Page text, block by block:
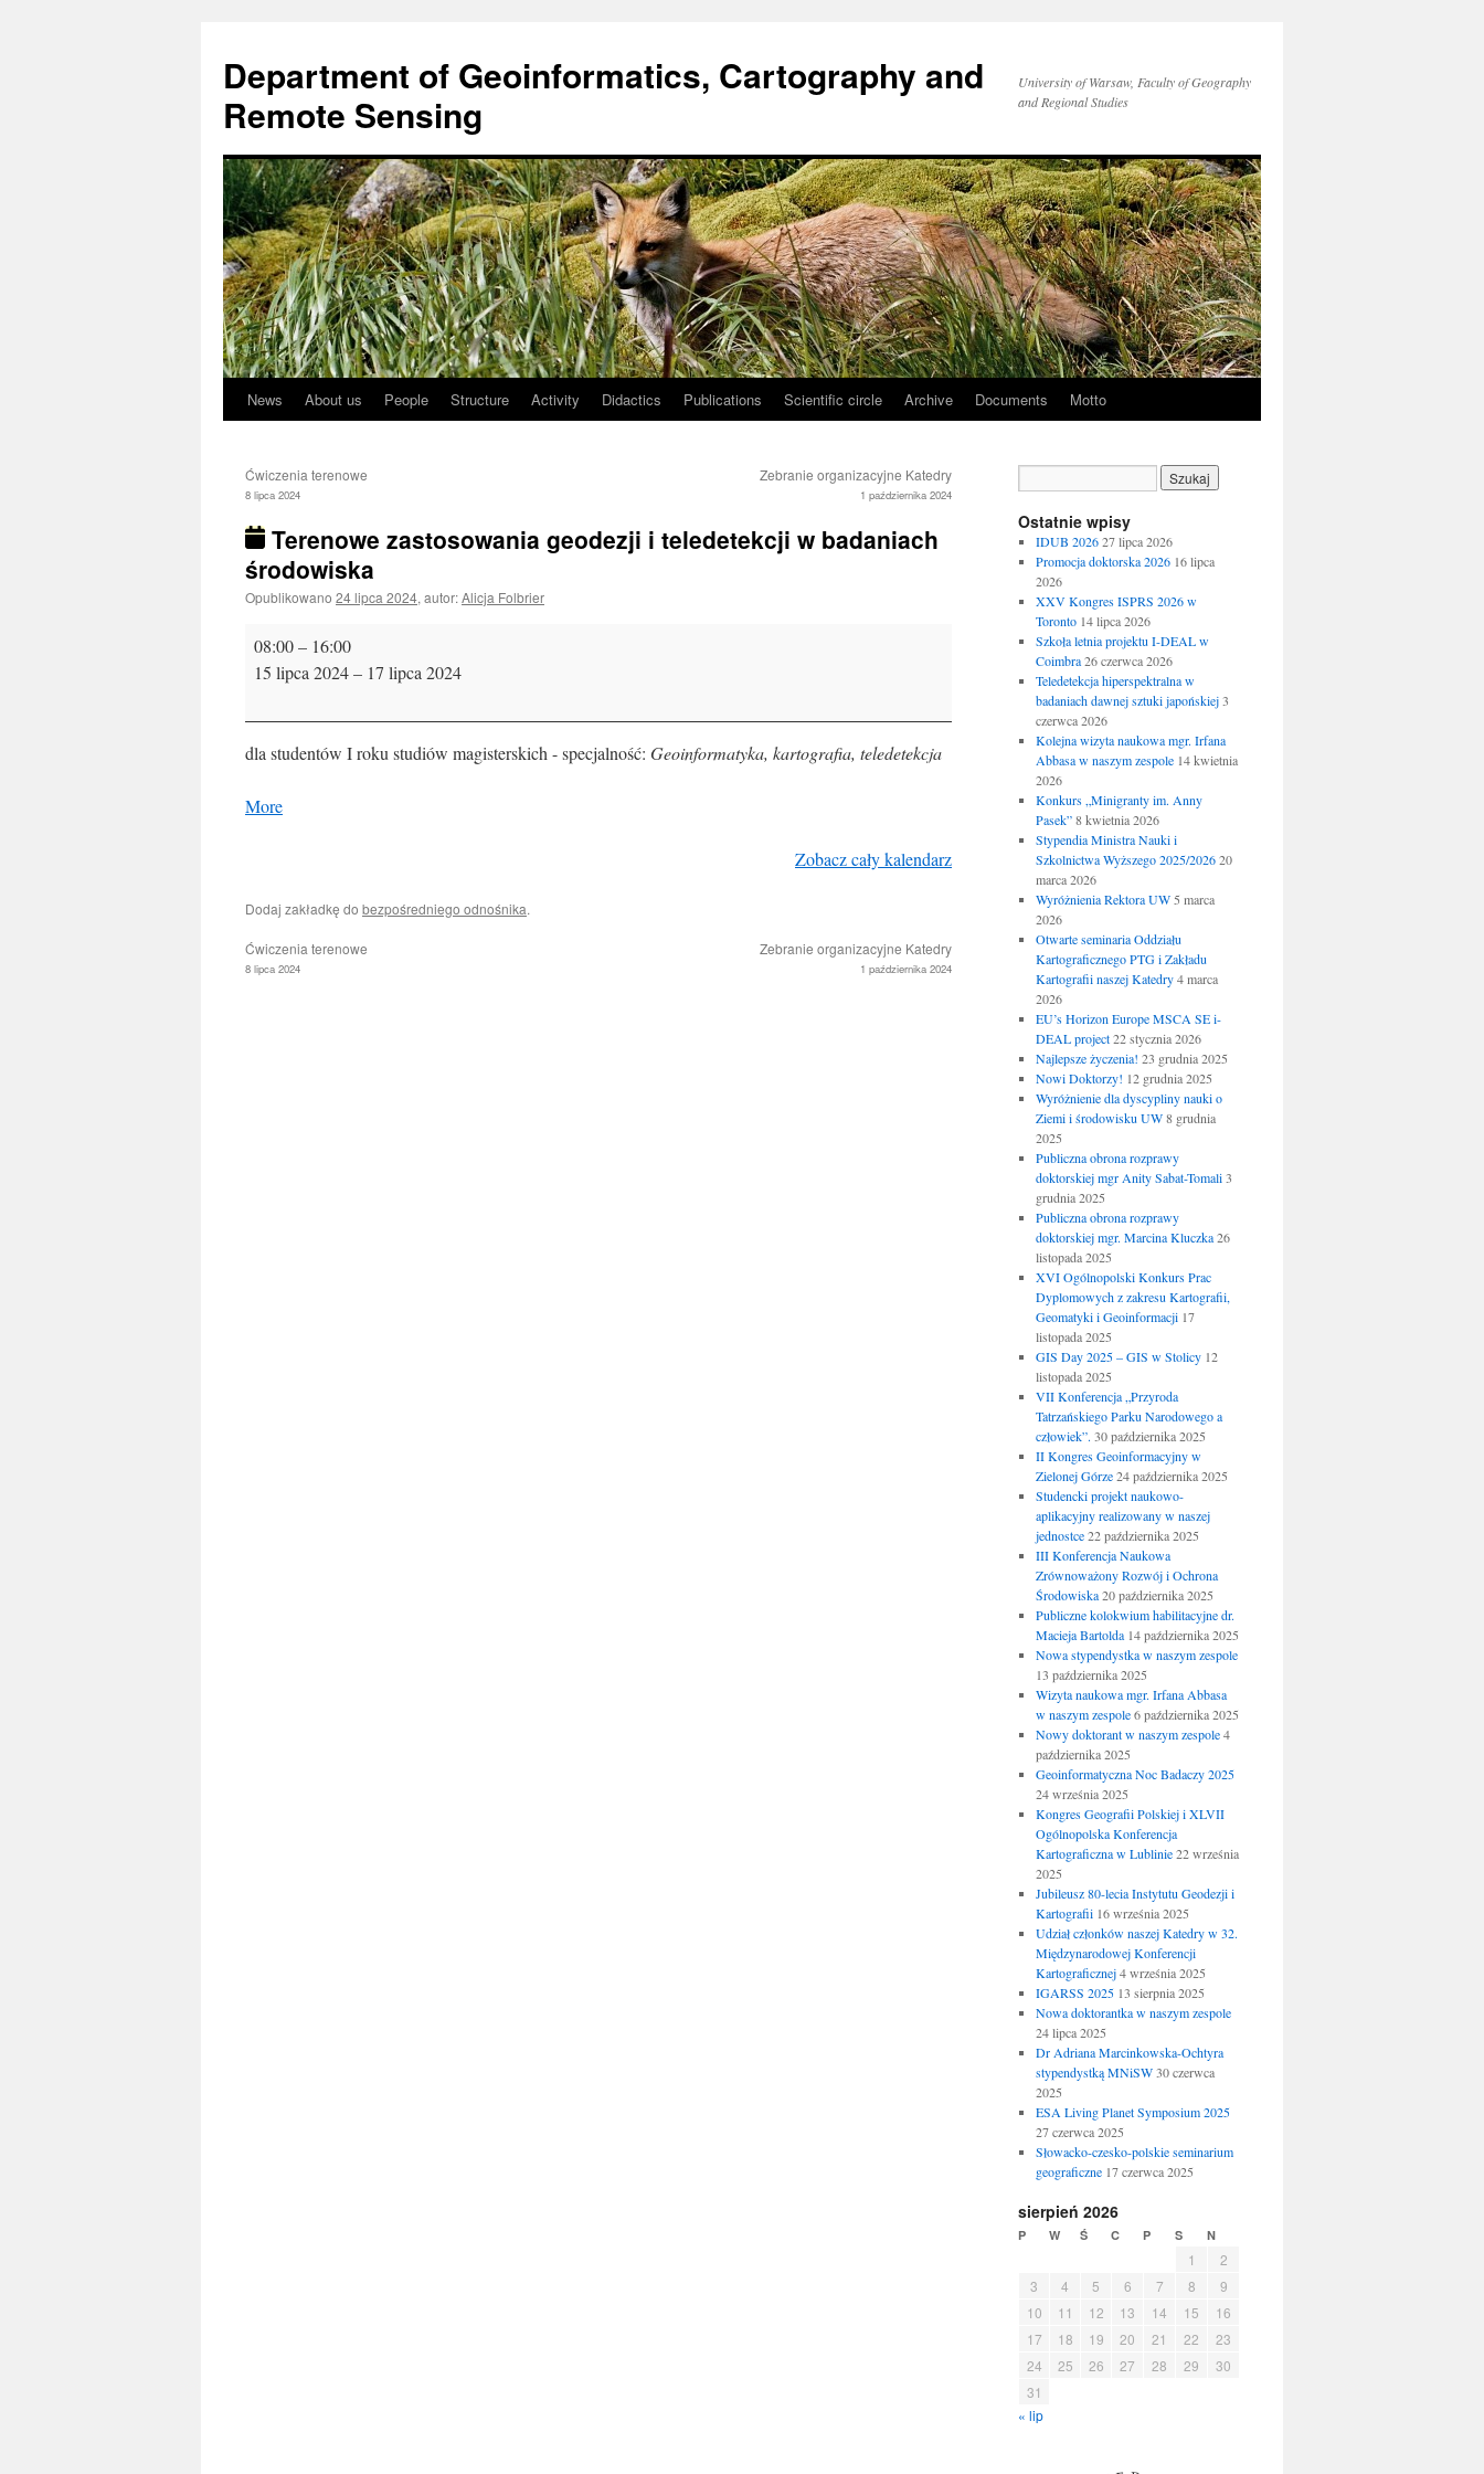
treści
Department of Geoinformatics, Cartography and
Remote Sensing
University of Warsaw, Faculty of Geography
and Regional Studies
News About us People Structure Activity Didactics Publications Scientific circle Archive Documents Motto
Ćwiczenia terenowe
8 lipca 2024
Zebranie organizacyjne Katedry
1 października 2024
Terenowe zastosowania geodezji i teledetekcji w badaniach
środowiska
Opublikowano 24 lipca 2024, autor:Alicja Folbrier
Terenowe
zastosowania
geodezji
teledetekcji
środowiska
08:00– 16:00
15 lipca 2024– 17 lipca 2024
dla studentów I roku studiów magisterskich - specjalność: Geoinformatyka, kartografia, teledetekcja
Moreabout
Zobacz cały kalendarz
Dodaj zakładkę do bezpośredniego odnośnika.
Ćwiczenia terenowe
8 lipca 2024
Zebranie organizacyjne Katedry
1 października 2024
Ostatnie wpisy
IDUB 2026 27 lipca 2026
Promocja doktorska 2026 16 lipca
2026
XXV Kongres ISPRS 2026 w
Toronto 14 lipca 2026
Szkoła letnia projektu I-DEAL w
Coimbra 26 czerwca 2026
Teledetekcja hiperspektralna w
badaniach dawnej sztuki japońskiej 3
czerwca 2026
Kolejna wizyta naukowa mgr. Irfana
Abbasa w naszym zespole 14 kwietnia
2026
Konkurs „Minigranty im. Anny
Pasek” 8 kwietnia 2026
Stypendia Ministra Nauki i
Szkolnictwa Wyższego 2025/2026 20
marca 2026
Wyróżnienia Rektora UW 5 marca
2026
Otwarte seminaria Oddziału
Kartograficznego PTG i Zakładu
Kartografii naszej Katedry 4 marca
2026
EU’s Horizon Europe MSCA SE i-
DEAL project 22 stycznia 2026
Najlepsze życzenia! 23 grudnia 2025
Nowi Doktorzy! 12 grudnia 2025
Wyróżnienie dla dyscypliny nauki o
Ziemi i środowisku UW 8 grudnia
2025
Publiczna obrona rozprawy
doktorskiej mgr Anity Sabat-Tomali 3
grudnia 2025
Publiczna obrona rozprawy
doktorskiej mgr. Marcina Kluczka 26
listopada 2025
XVI Ogólnopolski Konkurs Prac
Dyplomowych z zakresu Kartografii,
Geomatyki i Geoinformacji 17
listopada 2025
GIS Day 2025 – GIS w Stolicy 12
listopada 2025
VII Konferencja „Przyroda
Tatrzańskiego Parku Narodowego a
człowiek”. 30 października 2025
II Kongres Geoinformacyjny w
Zielonej Górze 24 października 2025
Studencki projekt naukowo-
aplikacyjny realizowany w naszej
jednostce 22 października 2025
III Konferencja Naukowa
Zrównoważony Rozwój i Ochrona
Środowiska 20 października 2025
Publiczne kolokwium habilitacyjne dr.
Macieja Bartolda 14 października 2025
Nowa stypendystka w naszym zespole
13 października 2025
Wizyta naukowa mgr. Irfana Abbasa
w naszym zespole 6 października 2025
Nowy doktorant w naszym zespole 4
października 2025
Geoinformatyczna Noc Badaczy 2025
24 września 2025
Kongres Geografii Polskiej i XLVII
Ogólnopolska Konferencja
Kartograficzna w Lublinie 22 września
2025
Jubileusz 80-lecia Instytutu Geodezji i
Kartografii 16 września 2025
Udział członków naszej Katedry w 32.
Międzynarodowej Konferencji
Kartograficznej 4 września 2025
IGARSS 2025 13 sierpnia 2025
Nowa doktorantka w naszym zespole
24 lipca 2025
Dr Adriana Marcinkowska-Ochtyra
stypendystką MNiSW 30 czerwca
2025
ESA Living Planet Symposium 2025
27 czerwca 2025
Słowacko-czesko-polskie seminarium
geograficzne 17 czerwca 2025
sierpień 2026
P W Ś C P S N
1
2
3
4 5 6 7 8
9
10
11 12 13 14 15
16
17
18 19 20 21 22
23
24
25 26 27 28 29
30
31
« lip